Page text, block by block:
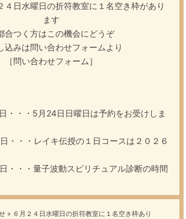
４日水曜日の折符教室に１名空き枠があり
ます
合つく方はこの機会にどうぞ
込みは問い合わせフォームより
［問い合わせフォーム］
・・・ 5月24日日曜日は予約をお受けしま
・・・ レイキ伝授の１日コースは２０２６
・・・量子波動スピリチュアル診断の時間
» ６月２４日水曜日の折符教室に１名空き枠あり